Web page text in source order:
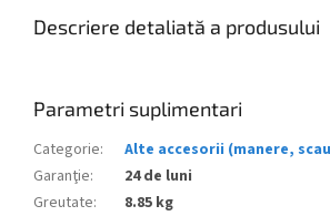
Descriere detaliată a produsului
Parametri suplimentari
Categorie:
Alte accesorii (manere,
Garanţie:
24 de luni
Greutate:
8.85 kg